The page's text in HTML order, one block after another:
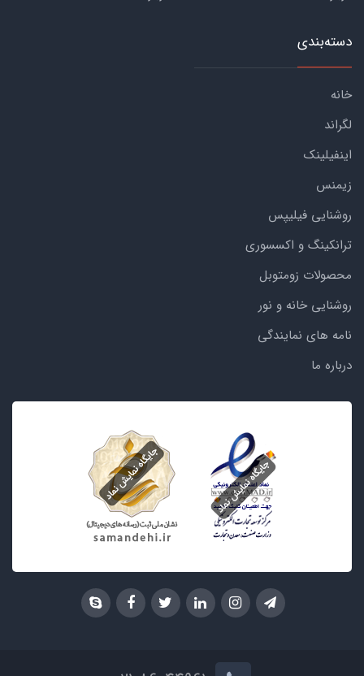
دسته‌بندی
خانه
لگراند
اینفیلینک
زیمنس
روشنایی فیلیپس
ترانکینگ و اکسسوری
محصولات زومتوبل
روشنایی خانه و نور
نامه های نمایندگی
درباره ما